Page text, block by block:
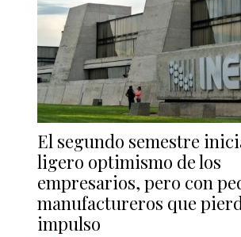
El segundo semestre
ligero optimismo de los
empresarios, pero con
manufactureros que
impulso